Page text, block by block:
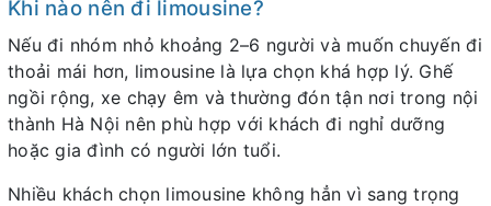
Khi nào nên đi limousine?
Nếu đi nhóm nhỏ khoảng 2–6 người và muốn chuyến đi
thoải mái hơn, limousine là lựa chọn khá hợp lý. Ghế
ngồi rộng, xe chạy êm và thường đón tận nơi trong nội
thành Hà Nội nên phù hợp với khách đi nghỉ dưỡng
hoặc gia đình có người lớn tuổi.
Nhiều khách chọn limousine không hẳn vì sang trọng